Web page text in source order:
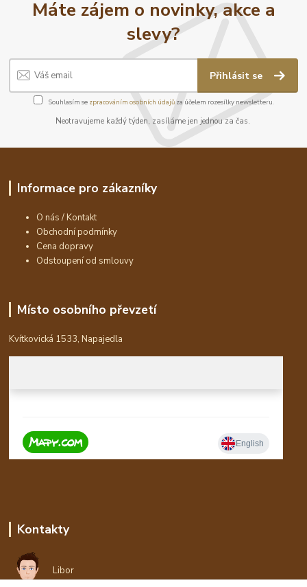
Máte zájem o novinky, akce a
slevy?
Přihlásit se
Souhlasím se zpracováním osobních údajůza účelem rozesílky newsletteru.
Neotravujeme každý týden, zasíláme jen jednou za čas.
Informace pro zákazníky
O nás / Kontakt
Obchodní podmínky
Cena dopravy
Odstoupení od smlouvy
Místo osobního převzetí
Kvítkovická 1533, Napajedla
Kontakty
Libor